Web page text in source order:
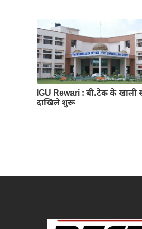
IGU Rewari : बी.टेक के खाली
दाखिले शुरू